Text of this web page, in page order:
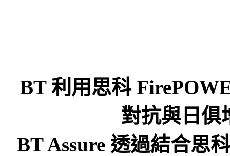
BT 利用思科
對抗與日俱
BT Assure 透過結合思